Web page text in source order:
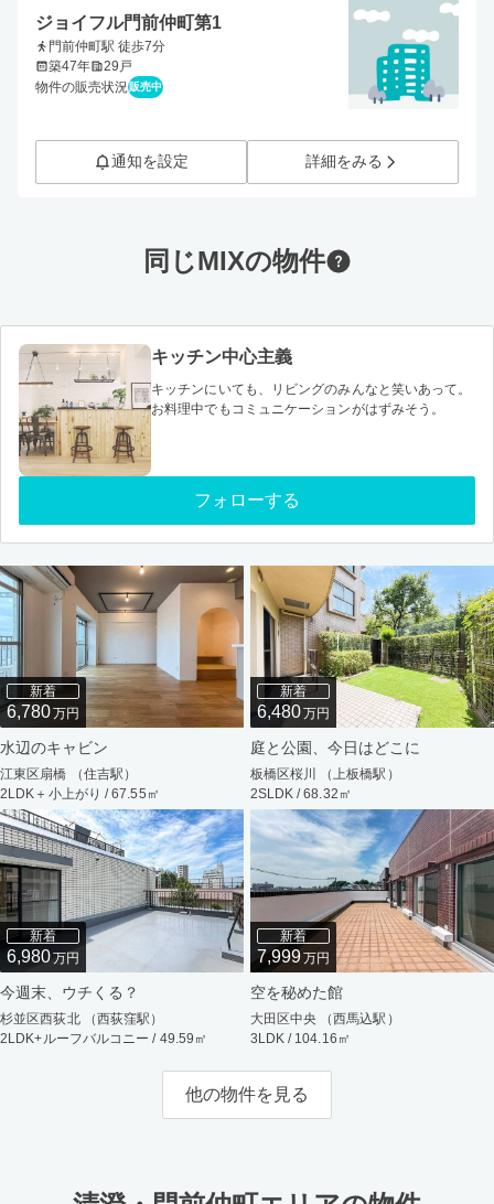
ジョイフル門前仲町第1
門前仲町駅 徒歩7分
築47年
29戸
物件の販売状況 販売中
通知を設定 詳細をみる
同じMIXの物件
キッチン中心主義
キッチンにいても、リビングのみんなと笑いあって。
お料理中でもコミュニケーションがはずみそう。
フォローする
新着
6,780万円
水辺のキャビン
江東区扇橋 （住吉駅）
2LDK＋小上がり / 67.55㎡
新着
6,480万円
庭と公園、今日はどこに
板橋区桜川 （上板橋駅）
2SLDK / 68.32㎡
新着
6,980万円
今週末、ウチくる？
杉並区西荻北 （西荻窪駅）
2LDK+ルーフバルコニー / 49.59㎡
新着
7,999万円
空を秘めた館
大田区中央 （西馬込駅）
3LDK / 104.16㎡
他の物件を見る